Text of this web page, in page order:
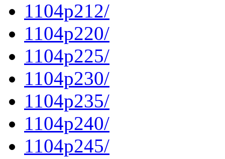
1104p212/
1104p220/
1104p225/
1104p230/
1104p235/
1104p240/
1104p245/